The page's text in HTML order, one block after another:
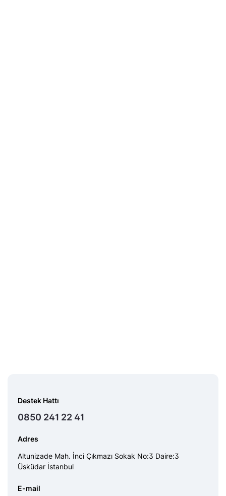
Destek Hattı
0850 241 22 41
Adres
Altunizade Mah. İnci Çıkmazı Sokak No:3 Daire:3
Üsküdar İstanbul
E-mail